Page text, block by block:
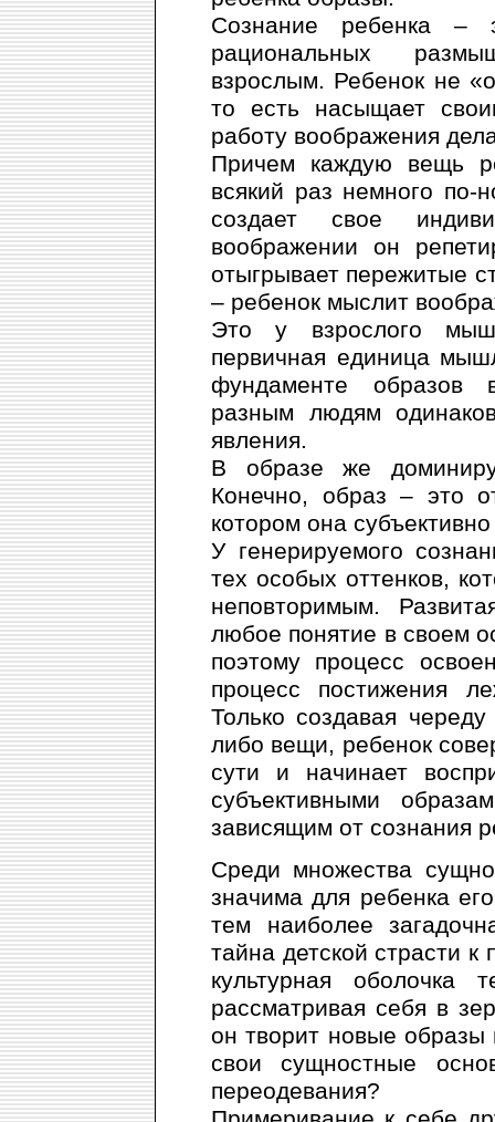
Сознание ребенка –
рациональных
взрослым. Ребенок не
то есть насыщает
работу воображения
Причем каждую вещь
всякий раз немного
создает свое
воображении он
отыгрывает пережитые
– ребенок мыслит
Это у взрослого
первичная единица
фундаменте образов
разным людям
явления.
В образе же
Конечно, образ – это
котором она
У генерируемого
тех особых оттенков,
неповторимым.
любое понятие в своем
поэтому процесс
процесс постижения
Только создавая
либо вещи, ребенок
сути и начинает
субъективными
зависящим от сознания
Среди множества
значима для ребенка
тем наиболее
тайна детской страсти
культурная оболочка
рассматривая себя в
он творит новые образы
свои сущностные
переодевания?